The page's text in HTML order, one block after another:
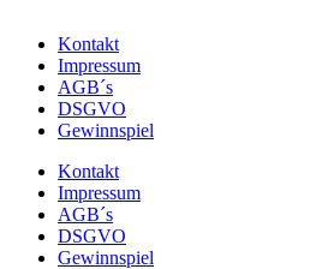
Kontakt
Impressum
AGB´s
DSGVO
Gewinnspiel
Kontakt
Impressum
AGB´s
DSGVO
Gewinnspiel